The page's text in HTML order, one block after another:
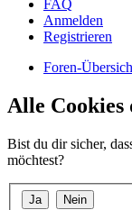
FAQ
Anmelden
Registrieren
Foren-
Alle Cookies
Bist du dir sicher,
möchtest?